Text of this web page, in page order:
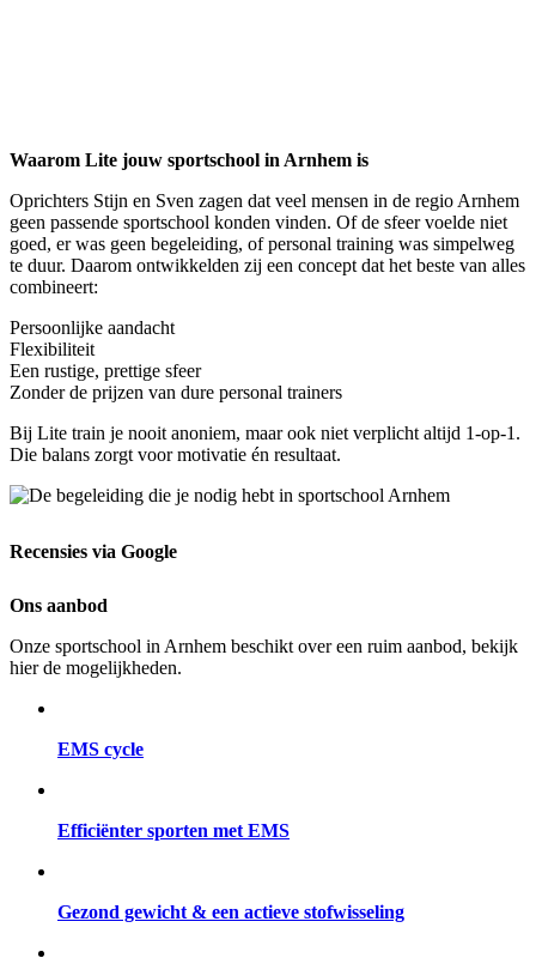
Waarom Lite jouw sportschool in Arnhem is
Oprichters Stijn en Sven zagen dat veel mensen in de regio Arnhem
geen passende sportschool konden vinden. Of de sfeer voelde niet
goed, er was geen begeleiding, of personal training was simpelweg
te duur. Daarom ontwikkelden zij een concept dat het beste van alles
combineert:
Persoonlijke aandacht
Flexibiliteit
Een rustige, prettige sfeer
Zonder de prijzen van dure personal trainers
Bij Lite train je nooit anoniem, maar ook niet verplicht altijd 1-op-1.
Die balans zorgt voor motivatie én resultaat.
Recensies via Google
Ons aanbod
Onze sportschool in Arnhem beschikt over een ruim aanbod, bekijk
hier de mogelijkheden.
EMS cycle
Efficiënter sporten met EMS
Gezond gewicht & een actieve stofwisseling